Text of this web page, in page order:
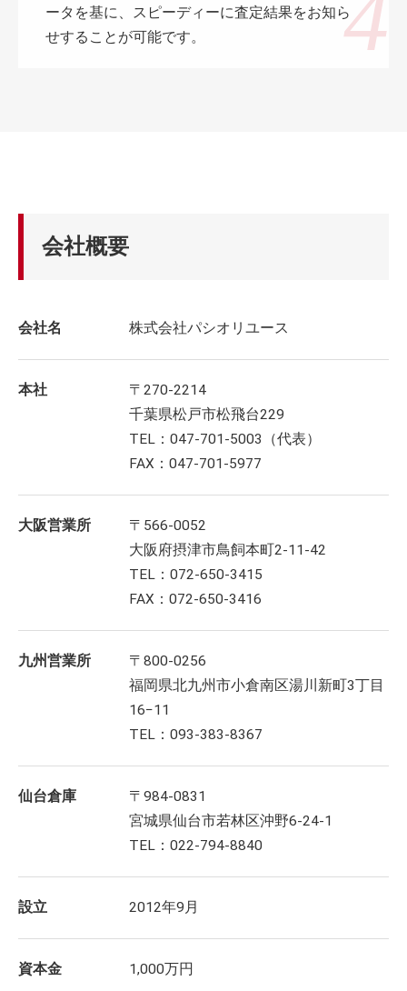
ータを基に、スピーディーに査定結果をお知ら
せすることが可能です。
会社概要
会社名 株式会社パシオリユース
本社
〒270-2214
千葉県松戸市松飛台229
TEL：047-701-5003（代表）
FAX：047-701-5977
大阪営業所
〒566-0052
大阪府摂津市鳥飼本町2-11-42
TEL：072-650-3415
FAX：072-650-3416
九州営業所
〒800-0256
福岡県北九州市小倉南区湯川新町3丁目
16−11
TEL：093-383-8367
仙台倉庫
〒984-0831
宮城県仙台市若林区沖野6-24-1
TEL：022-794-8840
設立 2012年9月
資本金 1,000万円